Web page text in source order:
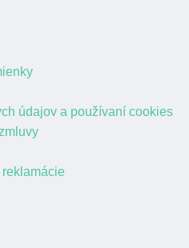
údajov a používaní cookies